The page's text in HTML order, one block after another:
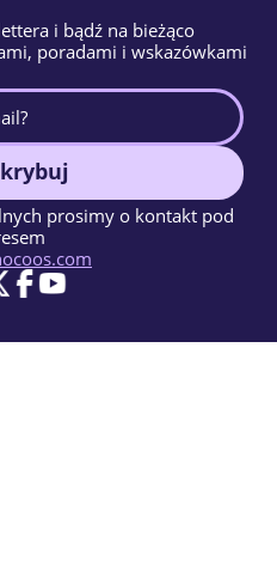
i bądź na bieżąco
poradami i wskazówkami
prosimy o kontakt pod